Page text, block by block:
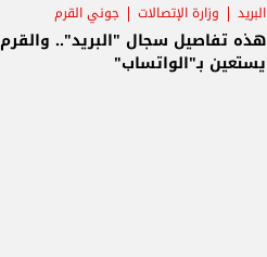
البريد وزارة الإتصالات جوني القرم
هذه تفاصيل سجال "البريد".. والقرم
يستعين بـ"الواتساب"